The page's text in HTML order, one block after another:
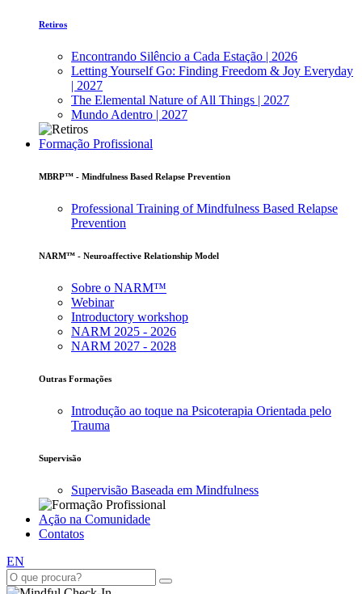
Retiros
Encontrando Silêncio a Cada Estação | 2026
Letting Yourself Go: Finding Freedom & Joy Everyday
| 2027
The Elemental Nature of All Things | 2027
Mundo Adentro | 2027
Formação Profissional
MBRP™ - Mindfulness Based Relapse Prevention
Professional Training of Mindfulness Based Relapse
Prevention
NARM™ - Neuroaffective Relationship Model
Sobre o NARM™
Webinar
Introductory workshop
NARM 2025 - 2026
NARM 2027 - 2028
Outras Formações
Introdução ao toque na Psicoterapia Orientada pelo
Trauma
Supervisão
Supervisão Baseada em Mindfulness
Ação na Comunidade
Contatos
EN